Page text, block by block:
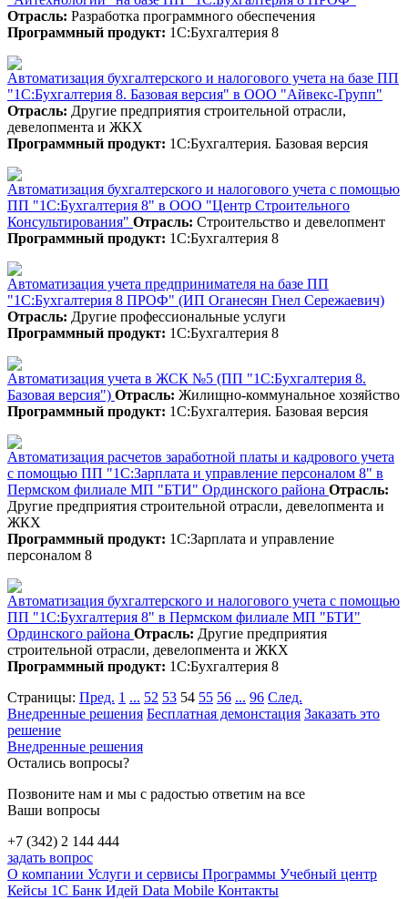
Отрасль: Разработка программного обеспечения
Программный продукт: 1С:Бухгалтерия 8
Автоматизация бухгалтерского и налогового учета на базе ПП
"1С:Бухгалтерия 8. Базовая версия" в ООО "Айвекс-Групп"
Отрасль: Другие предприятия строительной отрасли,
девелопмента и ЖКХ
Программный продукт: 1С:Бухгалтерия. Базовая версия
Автоматизация бухгалтерского и налогового учета с помощью
ПП "1С:Бухгалтерия 8" в ООО "Центр Строительного
Консультирования" Отрасль: Строительство и девелопмент
Программный продукт: 1С:Бухгалтерия 8
Автоматизация учета предпринимателя на базе ПП
"1С:Бухгалтерия 8 ПРОФ" (ИП Оганесян Гнел Сережаевич)
Отрасль: Другие профессиональные услуги
Программный продукт: 1С:Бухгалтерия 8
Автоматизация учета в ЖСК №5 (ПП "1С:Бухгалтерия 8.
Базовая версия") Отрасль: Жилищно-коммунальное хозяйство
Программный продукт: 1С:Бухгалтерия. Базовая версия
Автоматизация расчетов заработной платы и кадрового учета
с помощью ПП "1С:Зарплата и управление персоналом 8" в
Пермском филиале МП "БТИ" Ординского района Отрасль:
Другие предприятия строительной отрасли, девелопмента и
ЖКХ
Программный продукт: 1С:Зарплата и управление
персоналом 8
Автоматизация бухгалтерского и налогового учета с помощью
ПП "1С:Бухгалтерия 8" в Пермском филиале МП "БТИ"
Ординского района Отрасль: Другие предприятия
строительной отрасли, девелопмента и ЖКХ
Программный продукт: 1С:Бухгалтерия 8
Страницы: Пред. 1 ... 52 53 54 55 56 ... 96 След.
Внедренные решения Бесплатная демонстация Заказать это
решение
Внедренные решения
Остались вопросы?
Позвоните нам и мы с радостью ответим на все
Ваши вопросы
+7 (342) 2 144 444
задать вопрос
О компании Услуги и сервисы Программы Учебный центр
Кейсы 1С Банк Идей Data Mobile Контакты